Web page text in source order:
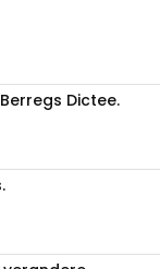
Dictee.